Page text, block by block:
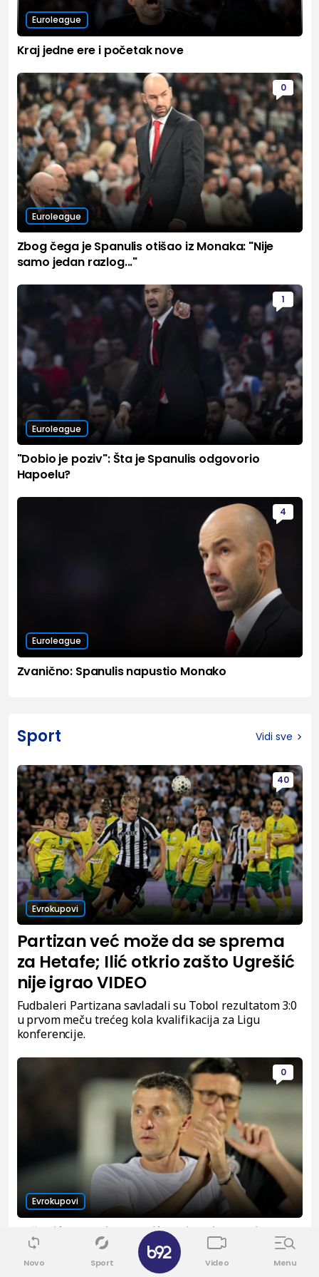
Euroleague
Kraj jedne ere i početak nove
0
Euroleague
Zbog čega je Spanulis otišao iz Monaka: "Nije
samo jedan razlog..."
1
Euroleague
"Dobio je poziv": Šta je Spanulis odgovorio
Hapoelu?
4
Euroleague
Zvanično: Spanulis napustio Monako
Sport Vidi sve
40
Evrokupovi
Partizan već može da se sprema
za Hetafe; Ilić otkrio zašto Ugrešić
nije igrao VIDEO
Fudbaleri Partizana savladali su Tobol rezultatom 3:0
u prvom meču trećeg kola kvalifikacija za Ligu
konferencije.
0
Evrokupovi
Saša Ilić nahvalio Vukotića, ali mu i zamerio: "To
ne sme da se dešava!"
Novo Sport Video Menu
✕